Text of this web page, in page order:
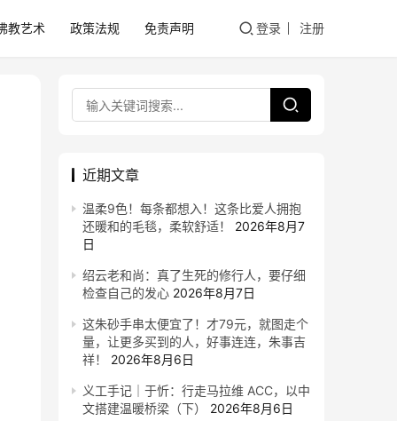
教艺术 政策法规 免责声明 登录 注册
近期文章
温柔9色！每条都想入！这条比爱人拥抱
还暖和的毛毯，柔软舒适！
2026年8月7
日
绍云老和尚：真了生死的修行人，要仔细
检查自己的发心 2026年8月7日
这朱砂手串太便宜了！才79元，就图走个
量，让更多买到的人，好事连连，朱事吉
祥！
2026年8月6日
义工手记｜于忻：行走马拉维 ACC，以中
文搭建温暖桥梁（下）
2026年8月6日